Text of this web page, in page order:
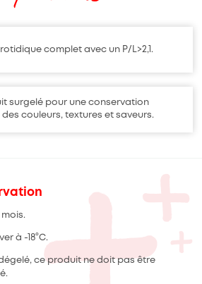
complet avec un P/L>2,1.
surgelé pour une conservation
couleurs, textures et saveurs.
mois.
à -18°C.
ce produit ne doit pas être